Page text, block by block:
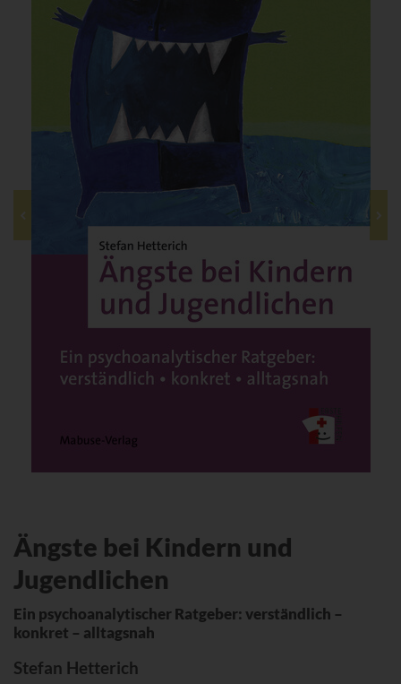
Ängste bei Kindern und
Jugendlichen
Ein psychoanalytischer Ratgeber: verständlich –
konkret – alltagsnah
Stefan Hetterich